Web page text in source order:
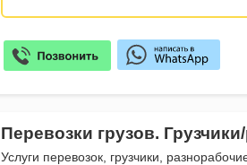
Перевозки грузов.
Услуги перевозок, грузчики,